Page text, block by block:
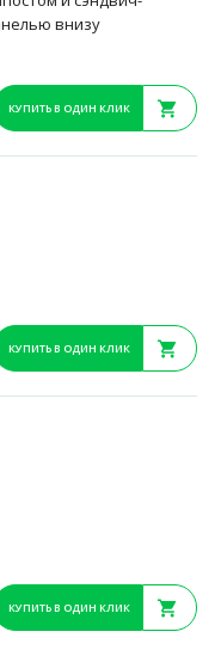
КУПИТЬ В ОДИН КЛИК
КУПИТЬ В ОДИН КЛИК
КУПИТЬ В ОДИН КЛИК